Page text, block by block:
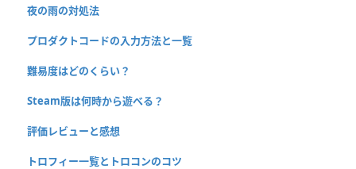
夜の雨の対処法
プロダクトコードの入力方法と一覧
難易度はどのくらい？
Steam版は何時から遊べる？
評価レビューと感想
トロフィー一覧とトロコンのコツ